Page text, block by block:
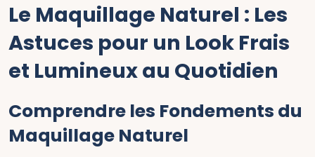
Le Maquillage Naturel : Les
Astuces pour un Look Frais
et Lumineux au Quotidien
Comprendre les Fondements du
Maquillage Naturel